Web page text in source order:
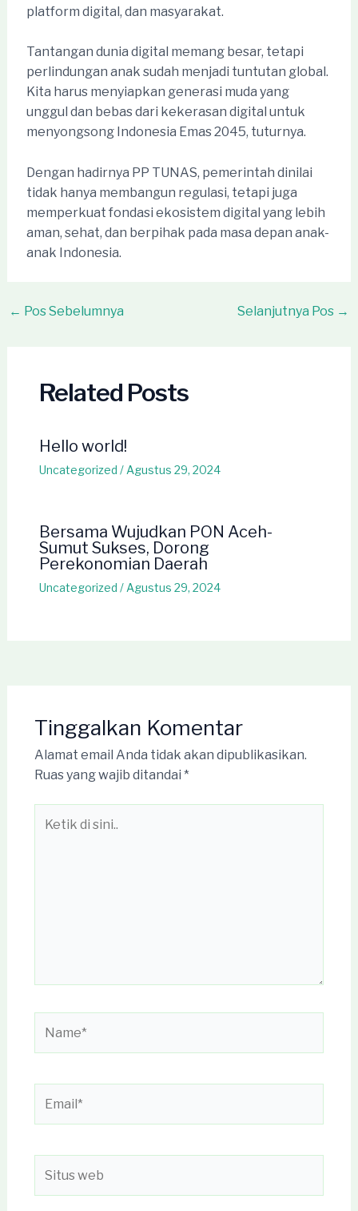
platform digital, dan masyarakat.
Tantangan dunia digital memang besar, tetapi
perlindungan anak sudah menjadi tuntutan global.
Kita harus menyiapkan generasi muda yang
unggul dan bebas dari kekerasan digital untuk
menyongsong Indonesia Emas 2045, tuturnya.
Dengan hadirnya PP TUNAS, pemerintah dinilai
tidak hanya membangun regulasi, tetapi juga
memperkuat fondasi ekosistem digital yang lebih
aman, sehat, dan berpihak pada masa depan anak-
anak Indonesia.
Post
← Pos Sebelumnya Selanjutnya Pos →
Related Posts
Hello world!
Uncategorized / Agustus 29, 2024
Bersama Wujudkan PON Aceh-
Sumut Sukses, Dorong
Perekonomian Daerah
Uncategorized / Agustus 29, 2024
Tinggalkan Komentar
Alamat email Anda tidak akan dipublikasikan.
Ruas yang wajib ditandai *
web